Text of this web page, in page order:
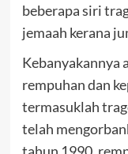
beberapa siri
jemaah kerana
Kebanyakannya
rempuhan dan
termasuklah
telah